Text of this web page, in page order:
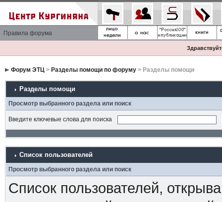
Правила форума
Форум ЭТЦ> Разделы помощи по форуму> Разделы помощи
Разделы помощи
Просмотр выбранного раздела или поиск
Введите ключевые слова для поиска
Список пользователей
Просмотр выбранного раздела или поиск
Список пользователей,